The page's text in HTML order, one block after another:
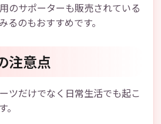
のサポーターも販売されている
るのもおすすめです。
注意点
ツだけでなく日常生活でも起こ